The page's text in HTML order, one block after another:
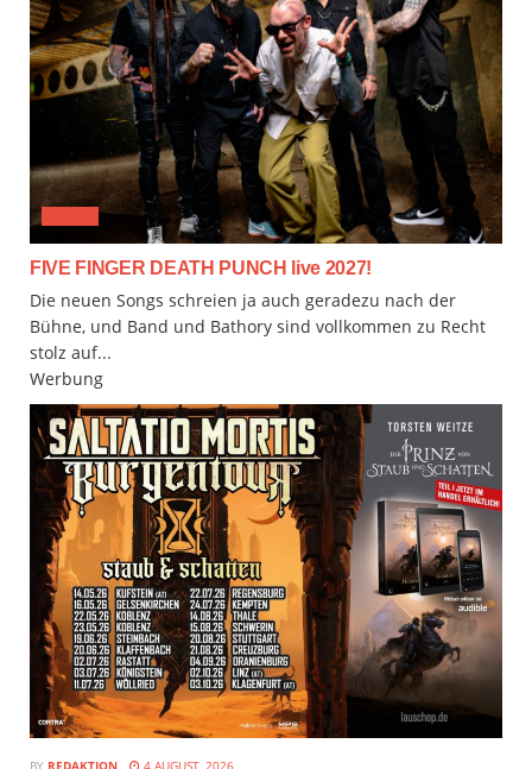
FIVE FINGER DEATH PUNCH live 2027!
Die neuen Songs schreien ja auch geradezu nach der
Bühne, und Band und Bathory sind vollkommen zu Recht
stolz auf...
Werbung
BY REDAKTION 4 AUGUST, 2026